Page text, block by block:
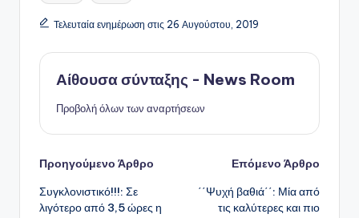
Τελευταία ενημέρωση στις 26 Αυγούστου, 2019
Αίθουσα σύνταξης - News Room
Προβολή όλων των αναρτήσεων
Πλοήγηση
δημοσιεύσεων
Προηγούμενο Άρθρο
Συγκλονιστικό!!!: Σε
λιγότερο από 3,5 ώρες η
Επόμενο Άρθρο
΄΄Ψυχή βαθιά΄΄: Μία από
τις καλύτερες και πιο